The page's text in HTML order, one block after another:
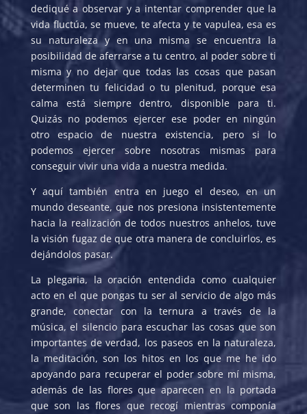
dediqué a observar y a intentar comprender que la
vida fluctúa, se mueve, te afecta y te vapulea, esa es
su naturaleza y en una misma se encuentra la
posibilidad de aferrarse a tu centro, al poder sobre ti
misma y no dejar que todas las cosas que pasan
determinen tu felicidad o tu plenitud, porque esa
calma está siempre dentro, disponible para ti.
Quizás no podemos ejercer ese poder en ningún
otro espacio de nuestra existencia, pero si lo
podemos ejercer sobre nosotras mismas para
conseguir vivir una vida a nuestra medida.
Y aquí también entra en juego el deseo, en un
mundo deseante, que nos presiona insistentemente
hacia la realización de todos nuestros anhelos, tuve
la visión fugaz de que otra manera de concluirlos, es
dejándolos pasar.
La plegaria, la oración entendida como cualquier
acto en el que pongas tu ser al servicio de algo más
grande, conectar con la ternura a través de la
música, el silencio para escuchar las cosas que son
importantes de verdad, los paseos en la naturaleza,
la meditación, son los hitos en los que me he ido
apoyando para recuperar el poder sobre mí misma,
además de las flores que aparecen en la portada
que son las flores que recogí mientras componía